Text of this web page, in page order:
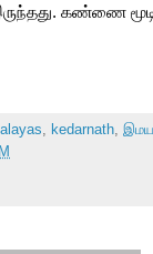
கண்ணை
, kedarnath,